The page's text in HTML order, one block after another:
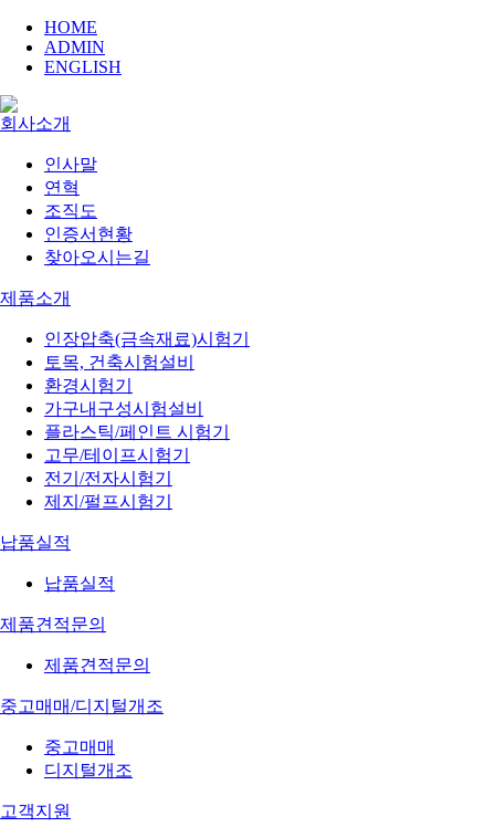
HOME
ADMIN
ENGLISH
회사소개
인사말
연혁
조직도
인증서현황
찾아오시는길
제품소개
인장압축(금속재료)시험기
토목, 건축시험설비
환경시험기
가구내구성시험설비
플라스틱/페인트 시험기
고무/테이프시험기
전기/전자시험기
제지/펄프시험기
납품실적
납품실적
제품견적문의
제품견적문의
중고매매/디지털개조
중고매매
디지털개조
고객지원